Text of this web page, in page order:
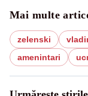
Mai multe
zelenski
amenintari